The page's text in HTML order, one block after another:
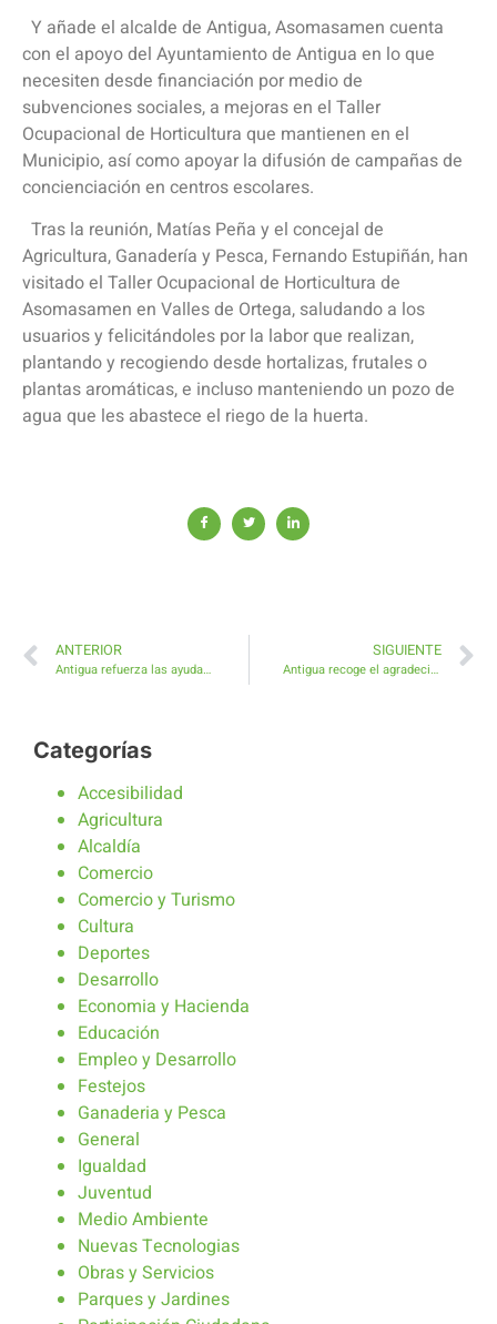
Y añade el alcalde de Antigua, Asomasamen cuenta
con el apoyo del Ayuntamiento de Antigua en lo que
necesiten desde financiación por medio de
subvenciones sociales, a mejoras en el Taller
Ocupacional de Horticultura que mantienen en el
Municipio, así como apoyar la difusión de campañas de
concienciación en centros escolares.
Tras la reunión, Matías Peña y el concejal de
Agricultura, Ganadería y Pesca, Fernando Estupiñán, han
visitado el Taller Ocupacional de Horticultura de
Asomasamen en Valles de Ortega, saludando a los
usuarios y felicitándoles por la labor que realizan,
plantando y recogiendo desde hortalizas, frutales o
plantas aromáticas, e incluso manteniendo un pozo de
agua que les abastece el riego de la huerta.
ANTERIOR
Antigua refuerza las ayudas de emergencia social y protección a la infancia
SIGUIENTE
Antigua recoge el agradecimiento de Tuineje por su participación en las representaciones de las Batallas del Cuchillete y Tamasite
Categorías
Accesibilidad
Agricultura
Alcaldía
Comercio
Comercio y Turismo
Cultura
Deportes
Desarrollo
Economia y Hacienda
Educación
Empleo y Desarrollo
Festejos
Ganaderia y Pesca
General
Igualdad
Juventud
Medio Ambiente
Nuevas Tecnologias
Obras y Servicios
Parques y Jardines